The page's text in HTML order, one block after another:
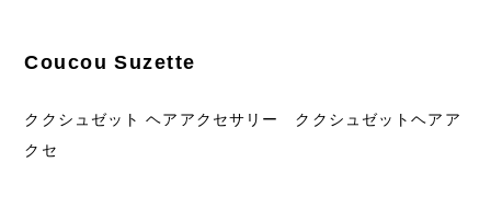
Coucou Suzette
ククシュゼット ヘアアクセサリー ククシュゼットヘアア
クセ